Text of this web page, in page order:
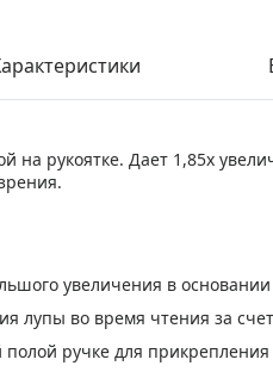
на рукоятке. Дает 1,85х
увеличения в
лупы во время чтения за
полой ручке для